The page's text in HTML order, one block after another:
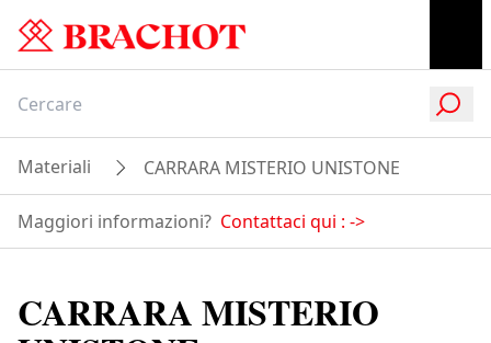
Materiali CARRARA MISTERIO UNISTONE
Maggiori informazioni? Contattaci qui : ->
CARRARA MISTERIO